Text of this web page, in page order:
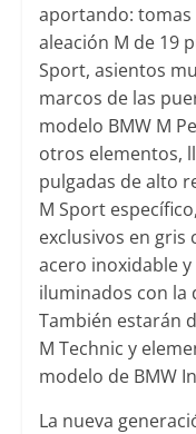
aportando: tomas
aleación M de 19
Sport, asientos
marcos de las
modelo BMW M
otros elementos,
pulgadas de alto
M Sport
exclusivos en
acero inoxidable
iluminados con la
También estarán
M Technic y
modelo de BMW
La nueva